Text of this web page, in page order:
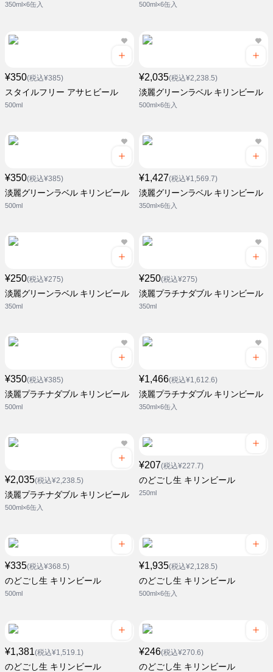
350ml×6缶入 500ml×6缶入
¥350(税込¥385)
スタイルフリー アサヒビール
500ml
¥2,035(税込¥2,238.5)
淡麗グリーンラベル キリンビール
500ml×6缶入
¥350(税込¥385)
淡麗グリーンラベル キリンビール
500ml
¥1,427(税込¥1,569.7)
淡麗グリーンラベル キリンビール
350ml×6缶入
¥250(税込¥275)
淡麗グリーンラベル キリンビール
350ml
¥250(税込¥275)
淡麗プラチナダブル キリンビール
350ml
¥350(税込¥385)
淡麗プラチナダブル キリンビール
500ml
¥1,466(税込¥1,612.6)
淡麗プラチナダブル キリンビール
350ml×6缶入
¥2,035(税込¥2,238.5)
淡麗プラチナダブル キリンビール
500ml×6缶入
¥207(税込¥227.7)
のどごし生 キリンビール
250ml
¥335(税込¥368.5)
のどごし生 キリンビール
500ml
¥1,935(税込¥2,128.5)
のどごし生 キリンビール
500ml×6缶入
¥1,381(税込¥1,519.1)
のどごし生 キリンビール
¥246(税込¥270.6)
のどごし生 キリンビール